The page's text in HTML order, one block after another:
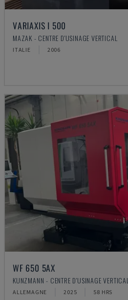
VARIAXIS I 500
MAZAK - CENTRE D'USINAGE VERTICAL
ITALIE 2006
WF 650 5AX
KUNZMANN - CENTRE D'USINAGE VERTICAL
ALLEMAGNE 2025 58 HRS